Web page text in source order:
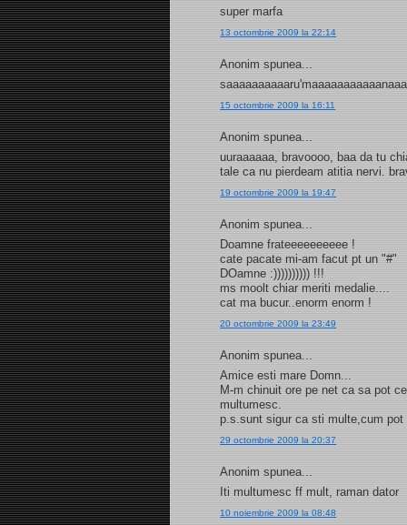
super marfa
13 octombrie 2009 la 22:14
Anonim spunea...
15 octombrie 2009 la 16:11
Anonim spunea...
uuraaaaaa, bravoooo, baa da tu
tale ca nu pierdeam atitia nervi.
19 octombrie 2009 la 19:47
Anonim spunea...
Doamne frateeeeeeeeee !
cate pacate mi-am facut pt un "#"
DOamne :)))))))))) !!!
ms moolt chiar meriti medalie....
cat ma bucur..enorm enorm !
20 octombrie 2009 la 23:49
Anonim spunea...
Amice esti mare Domn...
M-m chinuit ore pe net ca sa pot
multumesc.
p.s.sunt sigur ca sti multe,cum
29 octombrie 2009 la 20:37
Anonim spunea...
Iti multumesc ff mult, raman dator
10 noiembrie 2009 la 08:48